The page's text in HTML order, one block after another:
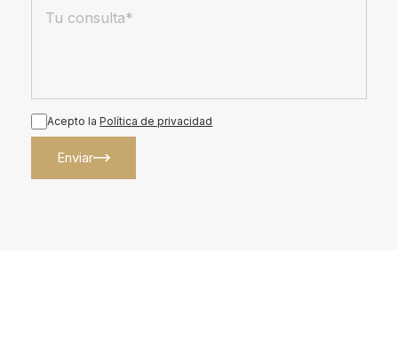
Acepto laPolítica de privacidad
Enviar